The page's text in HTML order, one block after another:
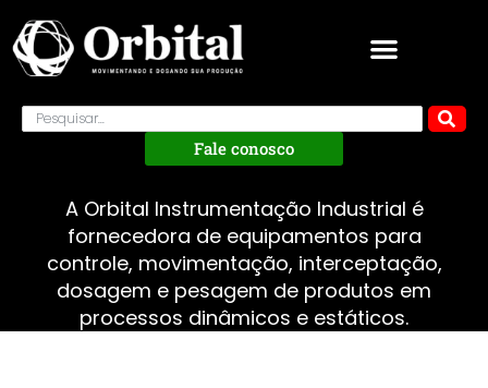
Fale conosco
A Orbital Instrumentação Industrial é
fornecedora de equipamentos para
controle, movimentação, interceptação,
dosagem e pesagem de produtos em
processos dinâmicos e estáticos.